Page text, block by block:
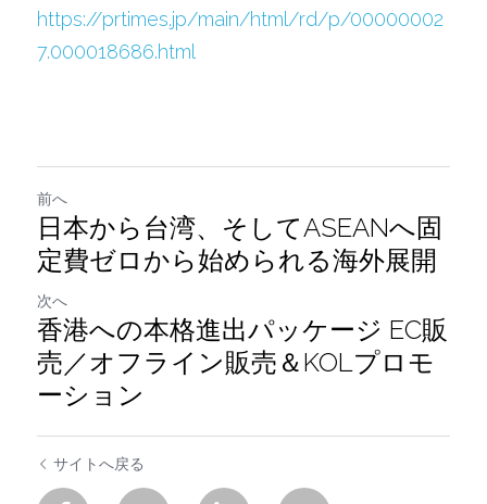
https://prtimes.jp/main/html/rd/p/00000002
7.000018686.html
前へ
日本から台湾、そしてASEANへ固
定費ゼロから始められる海外展開
次へ
香港への本格進出パッケージ EC販
売／オフライン販売＆KOLプロモ
ーション
サイトへ戻る